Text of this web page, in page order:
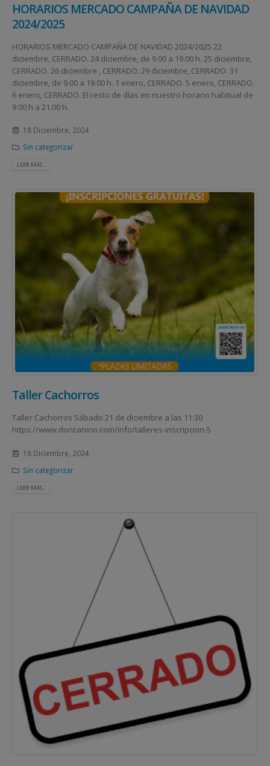
HORARIOS MERCADO CAMPAÑA DE NAVIDAD
2024/2025
HORARIOS MERCADO CAMPAÑA DE NAVIDAD 2024/2025 22
diciembre, CERRADO. 24 diciembre, de 9.00 a 19.00 h. 25 diciembre,
CERRADO. 26 diciembre , CERRADO. 29 diciembre, CERRADO. 31
diciembre, de 9.00 a 19.00 h. 1 enero, CERRADO. 5 enero, CERRADO.
6 enero, CERRADO. El resto de días en nuestro horario habitual de
9.00 h a 21.00 h.
18 Diciembre, 2024
Sin categorizar
LEER MÁS...
Taller Cachorros
Taller Cachorros Sábado 21 de diciembre a las 11:30
https://www.doncanino.com/info/talleres-inscripcion-5
18 Diciembre, 2024
Sin categorizar
LEER MÁS...